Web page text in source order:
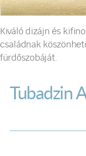
Kiváló dizájn és
családnak
fürdőszobáját.
Tubadzin